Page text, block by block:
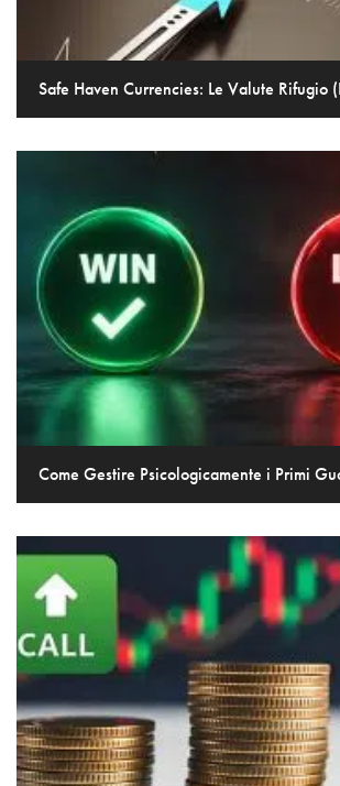
Safe Haven Currencies: Le Valute Rifugio
Come Gestire Psicologicamente i Primi